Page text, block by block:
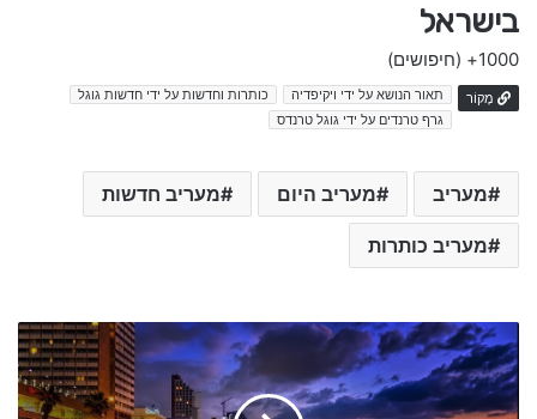
בישראל
1000+ (חיפושים)
מָקוֹר תאור הנושא על ידי ויקיפדיה
כותרות וחדשות על ידי חדשות גוגל
גרף טרנדים על ידי גוגל טרנדס
מעריב מעריב היום מעריב חדשות
מעריב כותרות
ד
ש
ו